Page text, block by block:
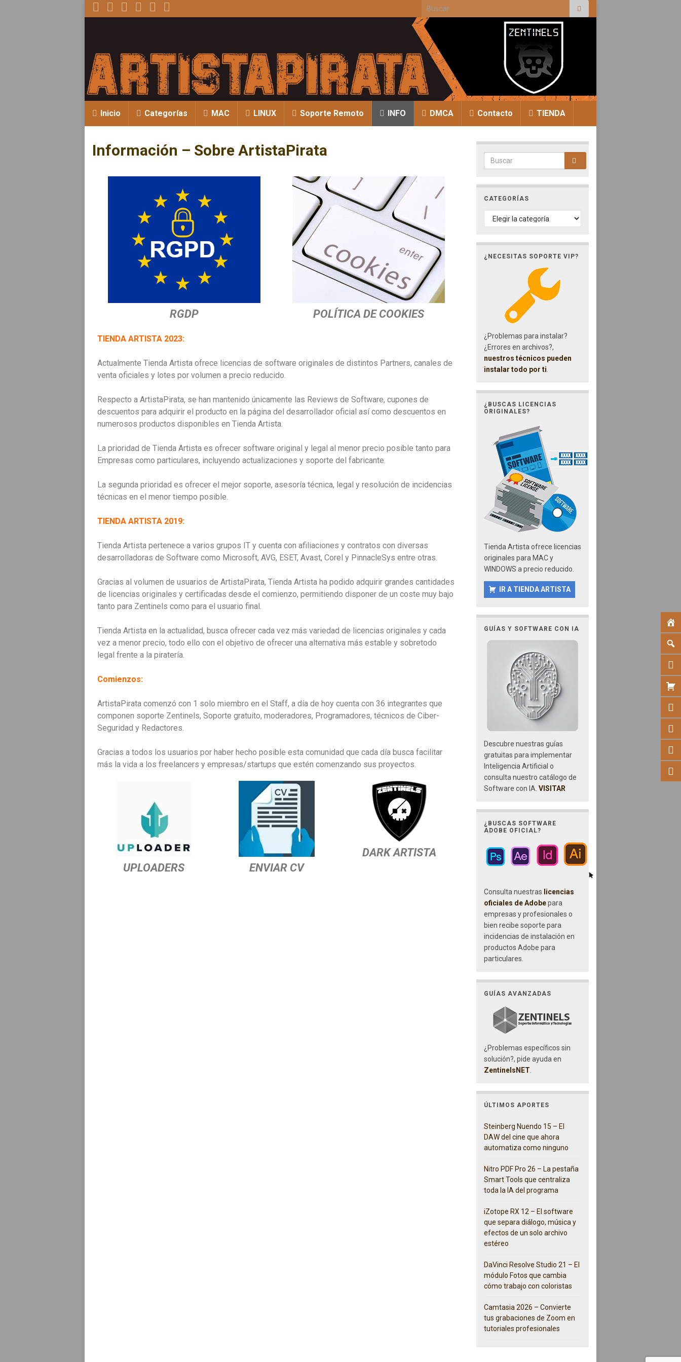
Inicio Categorías MAC LINUX Soporte Remoto INFO DMCA Contacto TIENDA
Información – Sobre ArtistaPirata
RGDP POLÍTICA DE COOKIES
TIENDA ARTISTA 2023:
Actualmente Tienda Artista ofrece licencias de software originales de distintos Partners, canales de
venta oficiales y lotes por volumen a precio reducido.
Respecto a ArtistaPirata, se han mantenido únicamente las Reviews de Software, cupones de
descuentos para adquirir el producto en la página del desarrollador oficial así como descuentos en
numerosos productos disponibles en Tienda Artista.
La prioridad de Tienda Artista es ofrecer software original y legal al menor precio posible tanto para
Empresas como particulares, incluyendo actualizaciones y soporte del fabricante.
La segunda prioridad es ofrecer el mejor soporte, asesoría técnica, legal y resolución de incidencias
técnicas en el menor tiempo posible.
TIENDA ARTISTA 2019:
Tienda Artista pertenece a varios grupos IT y cuenta con afiliaciones y contratos con diversas
desarrolladoras de Software como Microsoft, AVG, ESET, Avast, Corel y PinnacleSys entre otras.
Gracias al volumen de usuarios de ArtistaPirata, Tienda Artista ha podido adquirir grandes cantidades
de licencias originales y certificadas desde el comienzo, permitiendo disponer de un coste muy bajo
tanto para Zentinels como para el usuario final.
Tienda Artista en la actualidad, busca ofrecer cada vez más variedad de licencias originales y cada
vez a menor precio, todo ello con el objetivo de ofrecer una alternativa más estable y sobretodo
legal frente a la piratería.
Comienzos:
ArtistaPirata comenzó con 1 solo miembro en el Staff, a día de hoy cuenta con 36 integrantes que
componen soporte Zentinels, Soporte gratuito, moderadores, Programadores, técnicos de Ciber-
Seguridad y Redactores.
Gracias a todos los usuarios por haber hecho posible esta comunidad que cada día busca facilitar
más la vida a los freelancers y empresas/startups que estén comenzando sus proyectos.
UPLOADERS ENVIAR CV
DARK ARTISTA
CATEGORÍAS
¿NECESITAS SOPORTE VIP?
¿Problemas para instalar?
¿Errores en archivos?,
nuestros técnicos pueden
instalar todo por ti
¿BUSCAS LICENCIAS
ORIGINALES?
Tienda Artista ofrece licencias
originales para MAC y
WINDOWS a precio reducido.
IR A TIENDA ARTISTA
GUÍAS Y SOFTWARE CON IA
Descubre nuestras guías
gratuitas para implementar
Inteligencia Artificial o
consulta nuestro catálogo de
Software con IA. VISITAR
¿BUSCAS SOFTWARE
ADOBE OFICIAL?
Consulta nuestras licencias
oficiales de Adobepara
empresas y profesionales o
bien recibe soporte para
incidencias de instalación en
productos Adobe para
particulares.
GUÍAS AVANZADAS
¿Problemas específicos sin
solución?, pide ayuda en
ZentinelsNET
ÚLTIMOS APORTES
Steinberg Nuendo 15 – El
DAW del cine que ahora
automatiza como ninguno
Nitro PDF Pro 26 – La pestaña
Smart Tools que centraliza
toda la IA del programa
iZotope RX 12 – El software
que separa diálogo, música y
efectos de un solo archivo
estéreo
DaVinci Resolve Studio 21 – El
módulo Fotos que cambia
cómo trabajo con coloristas
Camtasia 2026 – Convierte
tus grabaciones de Zoom en
tutoriales profesionales